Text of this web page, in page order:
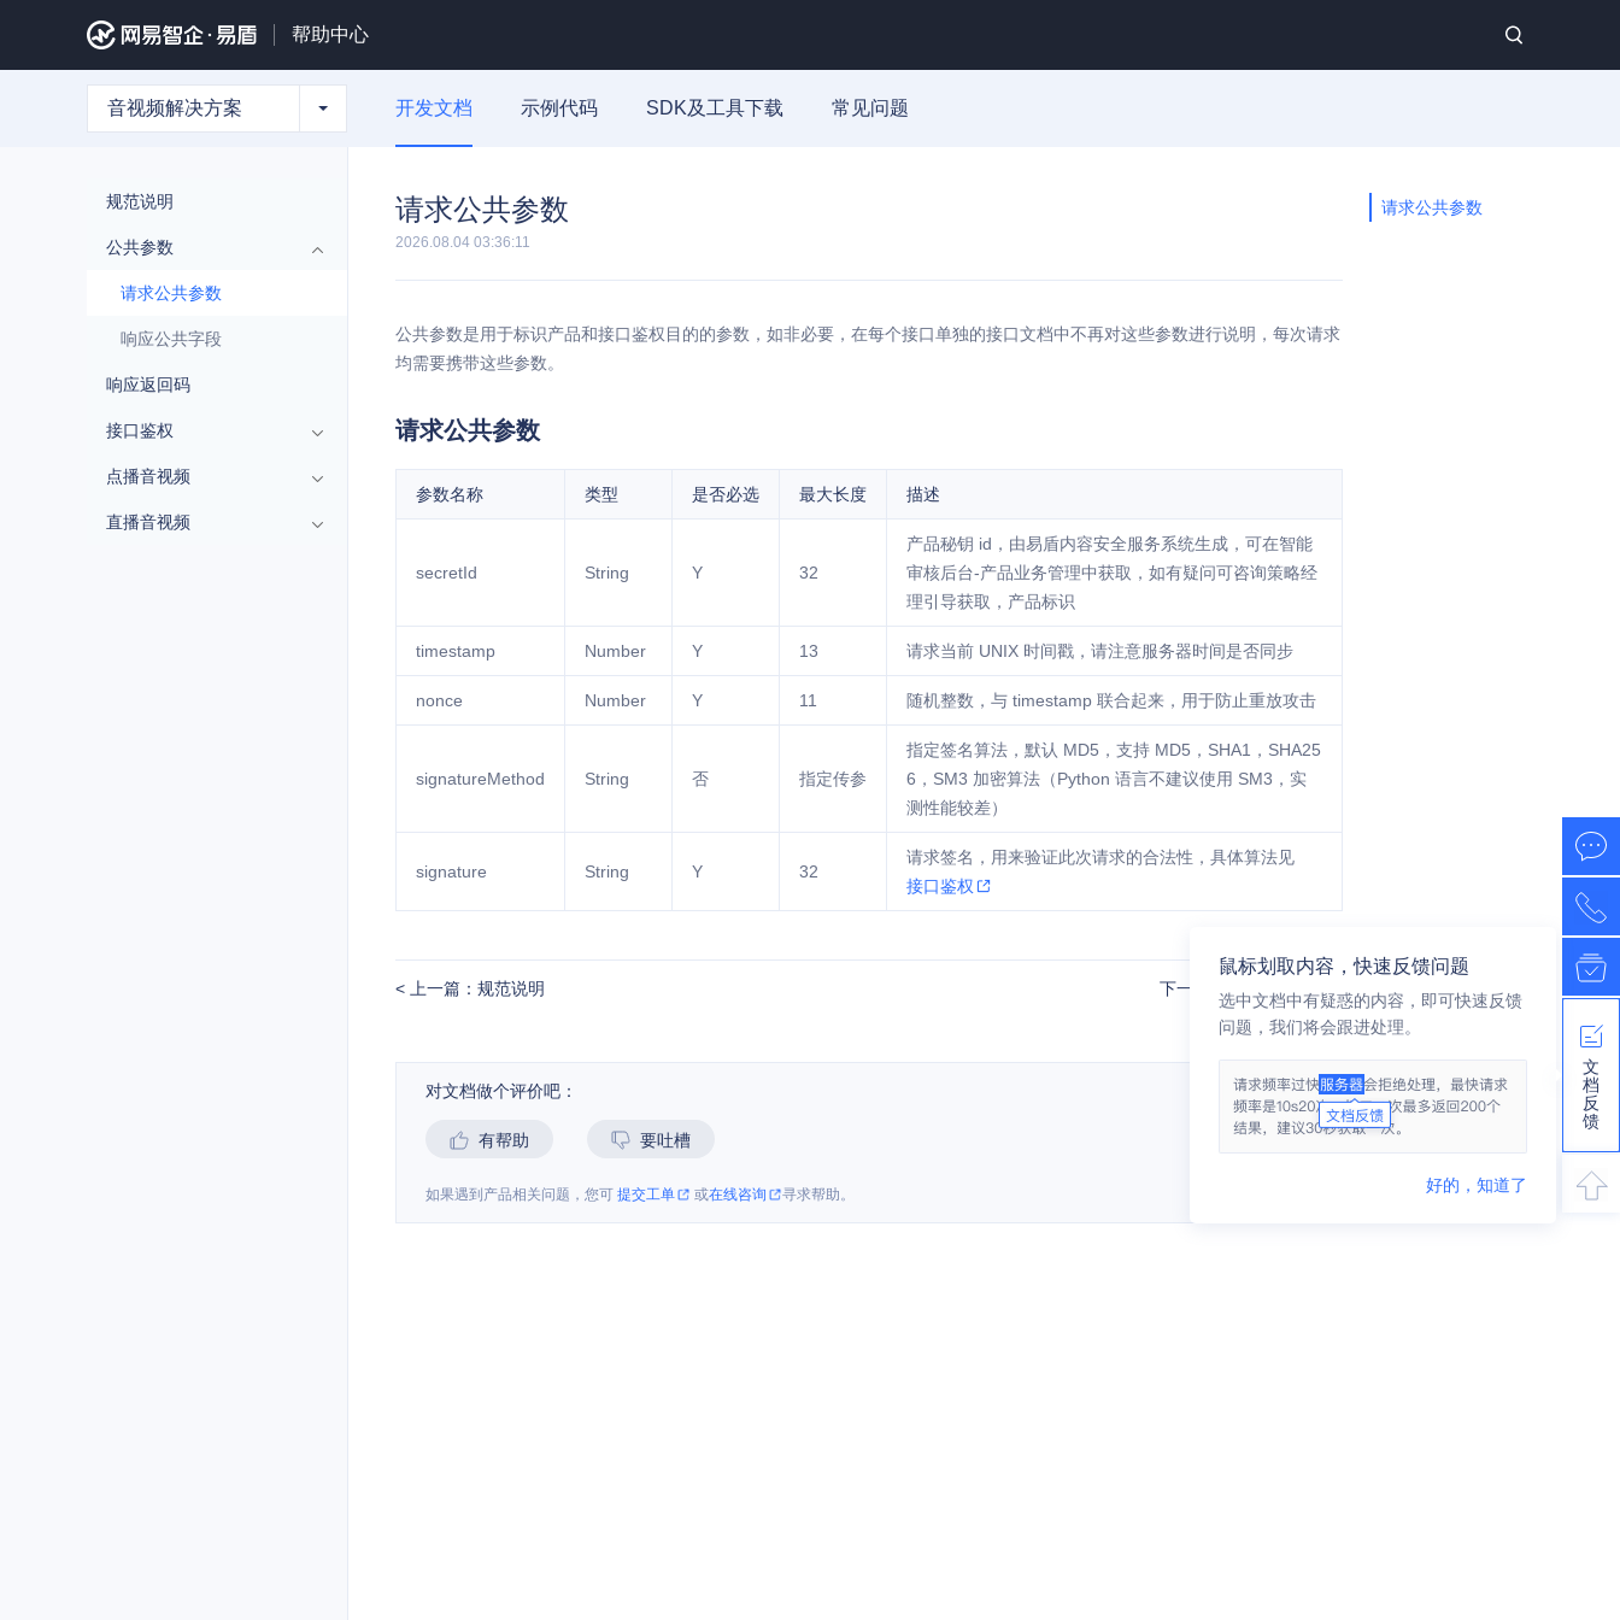
帮助中心
音视频解决方案 开发文档 示例代码 SDK及工具下载 常见问题
规范说明
公共参数
请求公共参数
响应公共字段
响应返回码
接口鉴权
点播音视频
直播音视频
请求公共参数
2026.08.04 03:36:11
请求公共参数
公共参数是用于标识产品和接口鉴权目的的参数，如非必要，在每个接口单独的接口文档中不再对这些参数进行说明，每次请求
均需要携带这些参数。
请求公共参数
参数名称 类型 是否必选 最大长度 描述
secretId String Y 32
产品秘钥 id，由易盾内容安全服务系统生成，可在智能
审核后台-产品业务管理中获取，如有疑问可咨询策略经
理引导获取，产品标识
timestamp Number Y 13 请求当前 UNIX 时间戳，请注意服务器时间是否同步
nonce Number Y 11 随机整数，与 timestamp 联合起来，用于防止重放攻击
signatureMethod String 否 指定传参
指定签名算法，默认 MD5，支持 MD5，SHA1，SHA25
6，SM3 加密算法（Python 语言不建议使用 SM3，实
测性能较差）
signature String Y 32
请求签名，用来验证此次请求的合法性，具体算法见
接口鉴权
上一篇：规范说明 下一篇：响应公共字段
对文档做个评价吧：
有帮助 要吐槽
如果遇到产品相关问题，您可 提交工单 或在线咨询 寻求帮助。
文
档
反
馈
鼠标划取内容，快速反馈问题
选中文档中有疑惑的内容，即可快速反馈
问题，我们将会跟进处理。
好的，知道了